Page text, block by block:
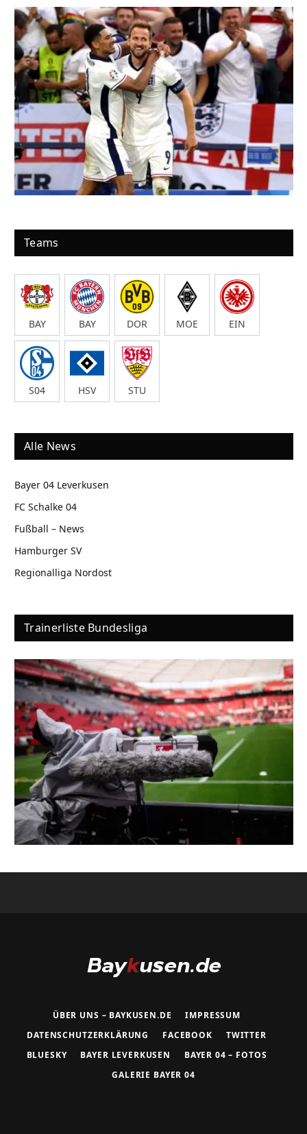
Teams
BAY BAY DOR MOE EIN
S04 HSV STU
Alle News
Bayer 04 Leverkusen
FC Schalke 04
Fußball – News
Hamburger SV
Regionalliga Nordost
Trainerliste Bundesliga
ÜBER UNS – BAYKUSEN.DE
IMPRESSUM
DATENSCHUTZERKLÄRUNG
FACEBOOK
TWITTER
BLUESKY
BAYER LEVERKUSEN
BAYER 04 – FOTOS
GALERIE BAYER 04